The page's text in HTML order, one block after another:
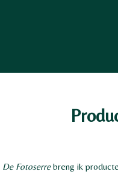
De Fotoserrebreng ik